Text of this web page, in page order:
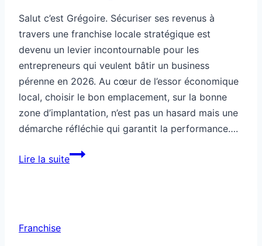
Salut c’est Grégoire. Sécuriser ses revenus à
travers une franchise locale stratégique est
devenu un levier incontournable pour les
entrepreneurs qui veulent bâtir un business
pérenne en 2026. Au cœur de l’essor économique
local, choisir le bon emplacement, sur la bonne
zone d’implantation, n’est pas un hasard mais une
démarche réfléchie qui garantit la performance….
Lire la suiteFranchise
Franchise